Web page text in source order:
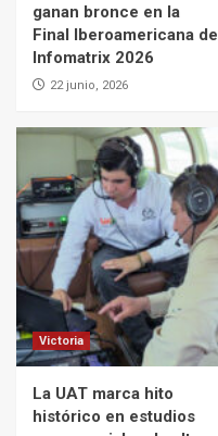
ganan bronce en la
Final Iberoamericana de
Infomatrix 2026
22 junio, 2026
Victoria
La UAT marca hito
histórico en estudios